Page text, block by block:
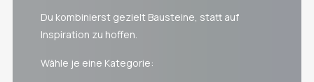
Du kombinierst gezielt Bausteine, statt auf
Inspiration zu hoffen.
Wähle je eine Kategorie: